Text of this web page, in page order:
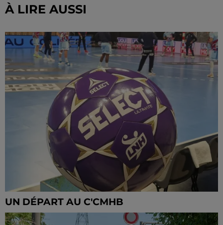
À LIRE AUSSI
UN DÉPART AU C'CMHB